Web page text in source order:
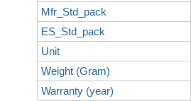
Mfr_Std_pack
ES_Std_pack
Unit
Weight (Gram)
Warranty (year)